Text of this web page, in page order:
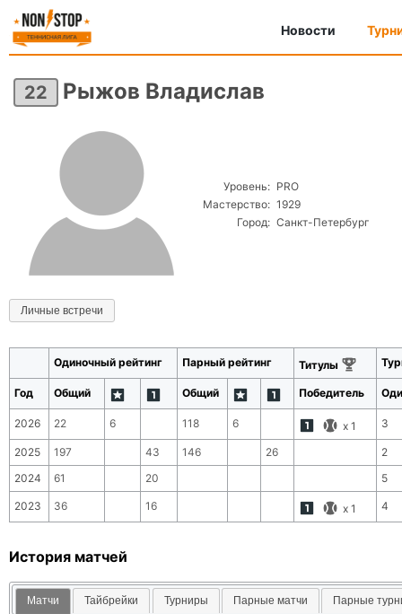
Новости
22 Рыжов Владислав
Уровень: PRO
Мастерство: 1929
Город: Санкт-Петербург
Личные встречи
Одиночный рейтинг Парный рейтинг Титулы
Год Общий Общий Победитель
2026 22 6 118 6 x 1 3
2025 197 43 146 26
2
2024
61 20 5
2023 36 16 x 1 4
История матчей
Матчи Тайбрейки Турниры Парные матчи Парные